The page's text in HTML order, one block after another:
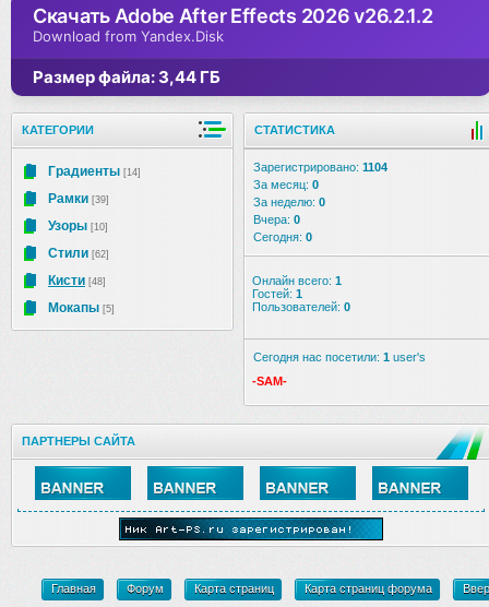
Скачать Adobe After Effects 2026 v26.2.1.2
Download from Yandex.Disk
Размер файла: 3,44 ГБ
КАТЕГОРИИ
Градиенты [14]
Рамки [39]
Узоры [10]
Стили [62]
Кисти [48]
Мокапы [5]
СТАТИСТИКА
Зарегистрировано: 1104
За месяц: 0
За неделю: 0
Вчера: 0
Сегодня: 0
Онлайн всего: 1
Гостей: 1
Пользователей: 0
Сегодня нас посетили: 1 user's
-SAM-
ПАРТНЕРЫ САЙТА
Главная Форум Карта страниц Карта страниц форума